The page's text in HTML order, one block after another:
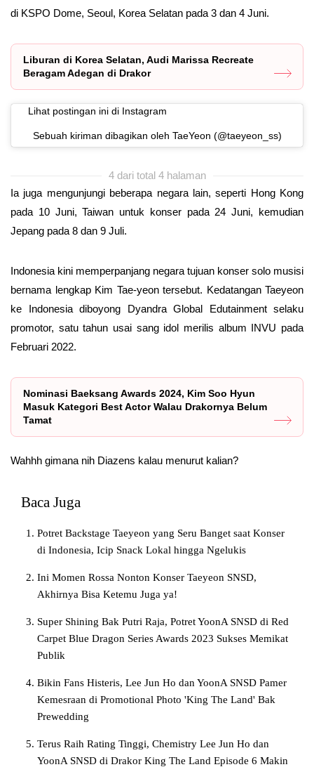
di KSPO Dome, Seoul, Korea Selatan pada 3 dan 4 Juni.
Liburan di Korea Selatan, Audi Marissa Recreate
Beragam Adegan di Drakor
Lihat postingan ini di Instagram
Sebuah kiriman dibagikan oleh TaeYeon (@taeyeon_ss)
4 dari total 4 halaman
Ia juga mengunjungi beberapa negara lain, seperti Hong Kong
pada 10 Juni, Taiwan untuk konser pada 24 Juni, kemudian
Jepang pada 8 dan 9 Juli.
Indonesia kini memperpanjang negara tujuan konser solo musisi
bernama lengkap Kim Tae-yeon tersebut. Kedatangan Taeyeon
ke Indonesia diboyong Dyandra Global Edutainment selaku
promotor, satu tahun usai sang idol merilis album INVU pada
Februari 2022.
Nominasi Baeksang Awards 2024, Kim Soo Hyun
Masuk Kategori Best Actor Walau Drakornya Belum
Tamat
Wahhh gimana nih Diazens kalau menurut kalian?
Baca Juga
Potret Backstage Taeyeon yang Seru Banget saat Konser
di Indonesia, Icip Snack Lokal hingga Ngelukis
Ini Momen Rossa Nonton Konser Taeyeon SNSD,
Akhirnya Bisa Ketemu Juga ya!
Super Shining Bak Putri Raja, Potret YoonA SNSD di Red
Carpet Blue Dragon Series Awards 2023 Sukses Memikat
Publik
Bikin Fans Histeris, Lee Jun Ho dan YoonA SNSD Pamer
Kemesraan di Promotional Photo 'King The Land' Bak
Prewedding
Terus Raih Rating Tinggi, Chemistry Lee Jun Ho dan
YoonA SNSD di Drakor King The Land Episode 6 Makin